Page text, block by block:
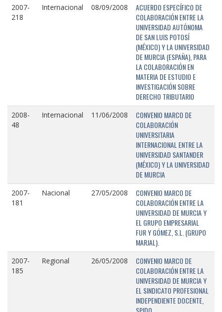
2007-
218
Internacional 08/09/2008
ACUERDO ESPECÍFICO DE
COLABORACIÓN ENTRE LA
UNIVERSIDAD AUTÓNOMA
DE SAN LUIS POTOSÍ
(MÉXICO) Y LA UNIVERSIDAD
DE MURCIA (ESPAÑA), PARA
LA COLABORACIÓN EN
MATERIA DE ESTUDIO E
INVESTIGACIÓN SOBRE
DERECHO TRIBUTARIO
2008-
48
Internacional 11/06/2008
CONVENIO MARCO DE
COLABORACIÓN
UNIVERSITARIA
INTERNACIONAL ENTRE LA
UNIVERSIDAD SANTANDER
(MÉXICO) Y LA UNIVERSIDAD
DE MURCIA
2007-
181
Nacional 27/05/2008
CONVENIO MARCO DE
COLABORACIÓN ENTRE LA
UNIVERSIDAD DE MURCIA Y
EL GRUPO EMPRESARIAL
FUR Y GÓMEZ, S.L. (GRUPO
MARJAL).
2007-
185
Regional 26/05/2008
CONVENIO MARCO DE
COLABORACIÓN ENTRE LA
UNIVERSIDAD DE MURCIA Y
EL SINDICATO PROFESIONAL
INDEPENDIENTE DOCENTE,